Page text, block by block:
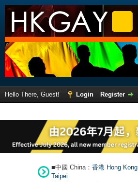
Hello There, Guest! Login
Register
■中國 China： 香港 Hong Kong
Taipei